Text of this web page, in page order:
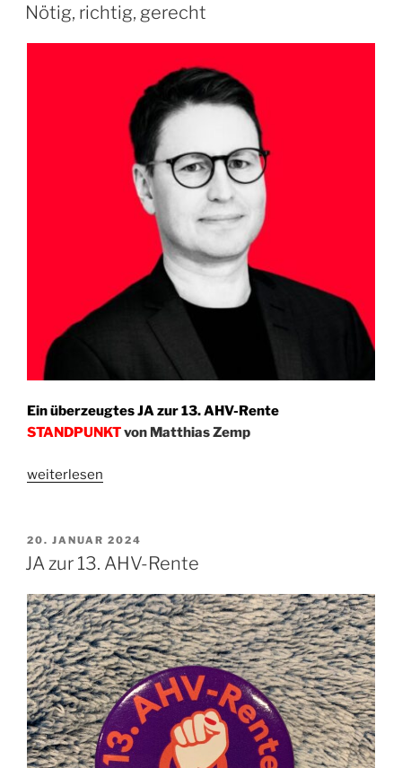
März
AM
Nötig, richtig, gerecht
Ein überzeugtes JA zur 13. AHV-Rente
STANDPUNKTvon Matthias Zemp
„Nötig,
weiterlesen
VERÖFFENTLICHT
AM
20. JANUAR 2024
JA zur 13. AHV-Rente